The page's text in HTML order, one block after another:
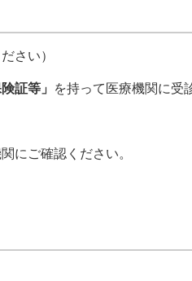
さい）
証等」 を持って医療機関に受
ご確認ください。